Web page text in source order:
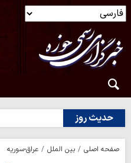
حدیث روز
صفحه اصلی بین الملل
عراق-سوریه